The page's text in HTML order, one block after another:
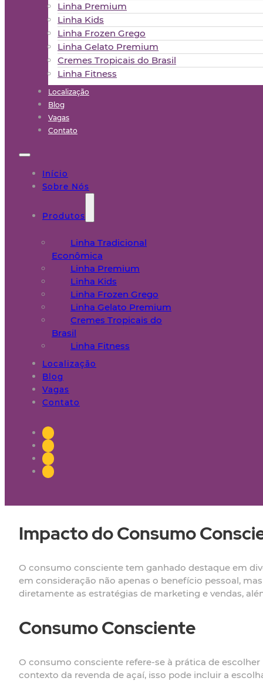
Linha Premium
Linha Kids
Linha Frozen Grego
Linha Gelato Premium
Cremes Tropicais do Brasil
Linha Fitness
Localização
Blog
Vagas
Contato
Início
Sobre Nós
Produtos
Linha Tradicional
Econômica
Linha Premium
Linha Kids
Linha Frozen Grego
Linha Gelato Premium
Cremes Tropicais do
Brasil
Linha Fitness
Localização
Blog
Vagas
Contato
Impacto do Consumo
O consumo consciente tem ganhado destaque em
em consideração não apenas o benefício pessoal,
diretamente as estratégias de marketing e vendas,
Consumo Consciente
O consumo consciente refere-se à prática de
contexto da revenda de açaí, isso pode incluir a